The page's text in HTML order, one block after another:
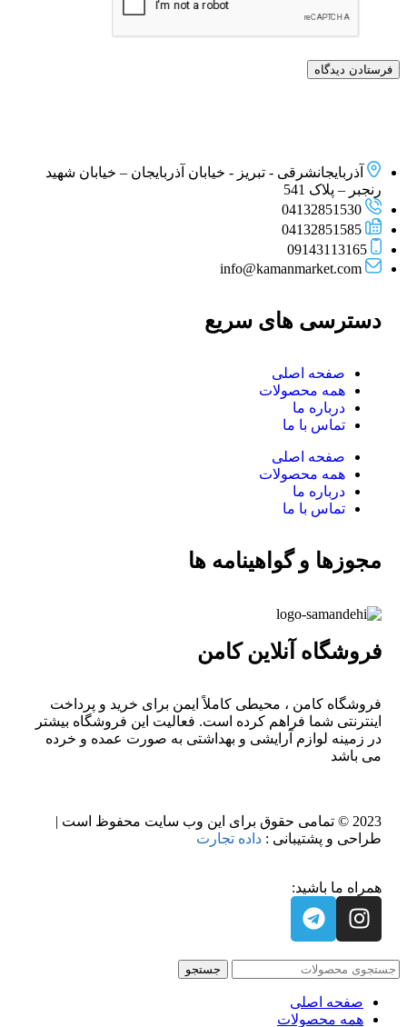
آذربایجانشرقی - تبریز - خیابان آذربایجان – خیابان شهید
رنجبر – پلاک 541
04132851530
04132851585
09143113165
info@kamanmarket.com
دسترسی های سریع
صفحه اصلی
همه محصولات
درباره ما
تماس با ما
صفحه اصلی
همه محصولات
درباره ما
تماس با ما
مجوزها و گواهینامه ها
فروشگاه آنلاین کامن
فروشگاه کامن ، محیطی کاملاً ایمن برای خرید و پرداخت
اینترنتی شما فراهم کرده است. فعالیت این فروشگاه بیشتر
در زمینه لوازم آرایشی و بهداشتی به صورت عمده و خرده
می باشد
2023 © تمامی حقوق برای این وب سایت محفوظ است |
طراحی و پشتیبانی : داده تجارت
همراه ما باشید:
جستجو
صفحه اصلی
همه محصولات